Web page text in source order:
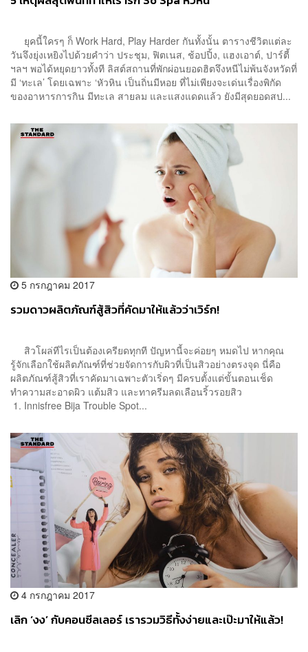
ยุคนี้ใครๆ ก็ Work Hard, Play Harder กันทั้งนั้น ตารางชีวิตแต่ละ
วันจึงยุ่งเหยิงไปด้วยคำว่า ประชุม, ฟิตเนส, ช้อปปิ้ง, แฮงเอาต์, ปาร์ตี้
ฯลฯ พอได้หยุดยาวทั้งที ลิสต์สถานที่พักผ่อนยอดฮิตจึงหนีไม่พ้นจังหวัดที่
มี ‘ทะเล’ โดยเฉพาะ ‘หัวหิน​ เป็นถิ่นมีหอย ที่ไม่เพียงจะเด่นเรื่องพิกัด
ของอาหารการกิน มีทะเล สายลม และแสงแดดแล้ว ยังมีสุดยอดสป...
5 กรกฎาคม 2017
รวมดาวผลิตภัณฑ์สู้สิวที่คัดมาให้แล้วว่าเวิร์ก!
สิวโผล่ทีไรเป็นต้องเครียดทุกที ปัญหานี้จะค่อยๆ หมดไป หากคุณ
รู้จักเลือกใช้ผลิตภัณฑ์ที่ช่วยจัดการกับผิวที่เป็นสิวอย่างตรงจุด นี่คือ
ผลิตภัณฑ์สู้สิวที่เราคัดมาเฉพาะตัวเริ่ดๆ มีครบตั้งแต่ขั้นตอนเช็ด
ทำความสะอาดผิว แต้มสิว และทาครีมลดเลือนริ้วรอยสิว
1. Innisfree Bija Trouble Spot...
4 กรกฎาคม 2017
เลิก ‘งง’ กับคอนซีลเลอร์ เรารวมวิธีทั้งง่ายและเป๊ะมาให้แล้ว!